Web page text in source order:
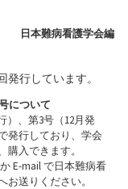
学会編
発行しています。
について
）、第3号（12月発
発行しており、学会
購入できます。
か E-mail で日本難病看
お送りください。